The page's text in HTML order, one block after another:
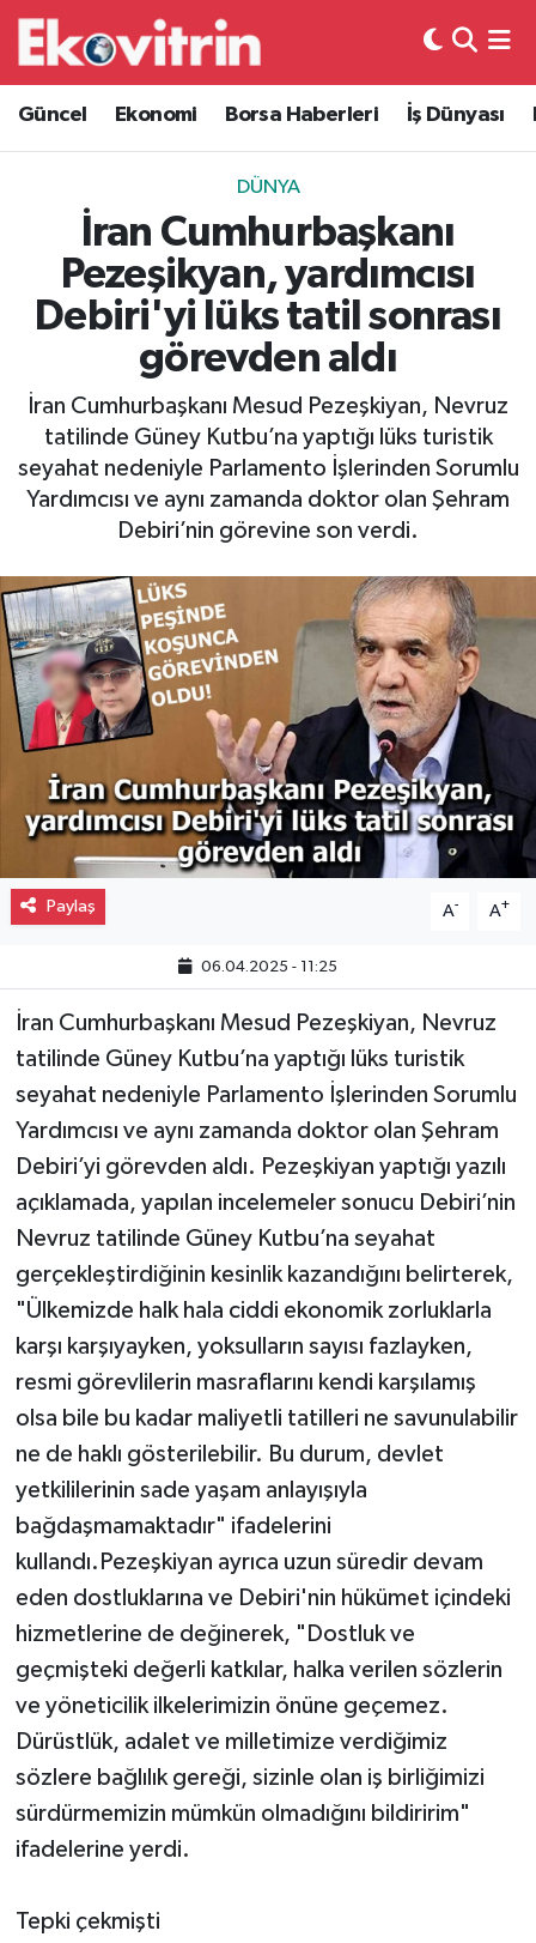
Güncel Ekonomi Borsa Haberleri İş Dünyası
DÜNYA
İran Cumhurbaşkanı
Pezeşikyan, yardımcısı
Debiri'yi lüks tatil sonrası
görevden aldı
İran Cumhurbaşkanı Mesud Pezeşkiyan, Nevruz
tatilinde Güney Kutbu’na yaptığı lüks turistik
seyahat nedeniyle Parlamento İşlerinden Sorumlu
Yardımcısı ve aynı zamanda doktor olan Şehram
Debiri’nin görevine son verdi.
Paylaş A- A+
06.04.2025 - 11:25
İran Cumhurbaşkanı Mesud Pezeşkiyan, Nevruz
tatilinde Güney Kutbu’na yaptığı lüks turistik
seyahat nedeniyle Parlamento İşlerinden Sorumlu
Yardımcısı ve aynı zamanda doktor olan Şehram
Debiri’yi görevden aldı. Pezeşkiyan yaptığı yazılı
açıklamada, yapılan incelemeler sonucu Debiri’nin
Nevruz tatilinde Güney Kutbu’na seyahat
gerçekleştirdiğinin kesinlik kazandığını belirterek,
"Ülkemizde halk hala ciddi ekonomik zorluklarla
karşı karşıyayken, yoksulların sayısı fazlayken,
resmi görevlilerin masraflarını kendi karşılamış
olsa bile bu kadar maliyetli tatilleri ne savunulabilir
ne de haklı gösterilebilir. Bu durum, devlet
yetkililerinin sade yaşam anlayışıyla
bağdaşmamaktadır" ifadelerini
kullandı.Pezeşkiyan ayrıca uzun süredir devam
eden dostluklarına ve Debiri'nin hükümet içindeki
hizmetlerine de değinerek, "Dostluk ve
geçmişteki değerli katkılar, halka verilen sözlerin
ve yöneticilik ilkelerimizin önüne geçemez.
Dürüstlük, adalet ve milletimize verdiğimiz
sözlere bağlılık gereği, sizinle olan iş birliğimizi
sürdürmemizin mümkün olmadığını bildiririm"
ifadelerine yerdi.
Tepki çekmişti
Güncel
Ekonomi
Borsa Haberleri
İş Dünyası
Lojistik
Otovitrin
Asayiş
Magazin
Gayrimenkul
Spor
Eğitim
Hava Durumu
Trafik Durumu
Süper Lig Puan Durumu ve Fikstür
Tüm Manşetler
Son Dakika Haberleri
Haber Arşivi